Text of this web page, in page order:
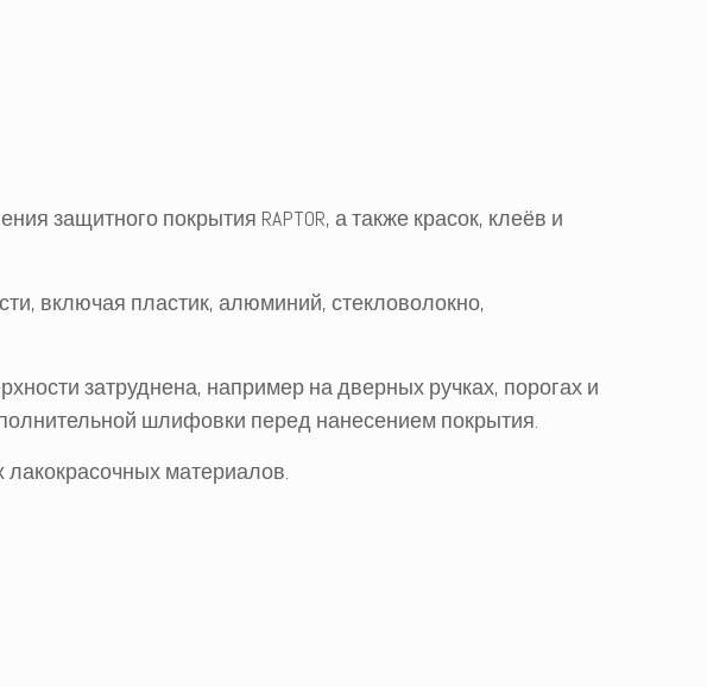
защитного покрытия RAPTOR, а также красок, клеёв и
включая пластик, алюминий, стекловолокно,
затруднена, например на дверных ручках, порогах и
шлифовки перед нанесением покрытия.
материалов.